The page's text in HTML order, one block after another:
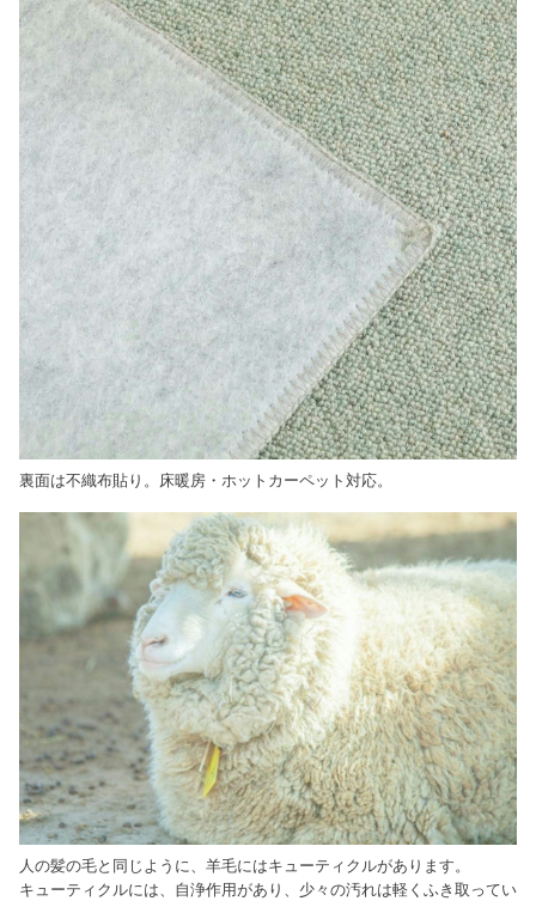
裏面は不織布貼り。床暖房・ホットカーペット対応。
人の髪の毛と同じように、羊毛にはキューティクルがあります。
キューティクルには、自浄作用があり、少々の汚れは軽くふき取ってい